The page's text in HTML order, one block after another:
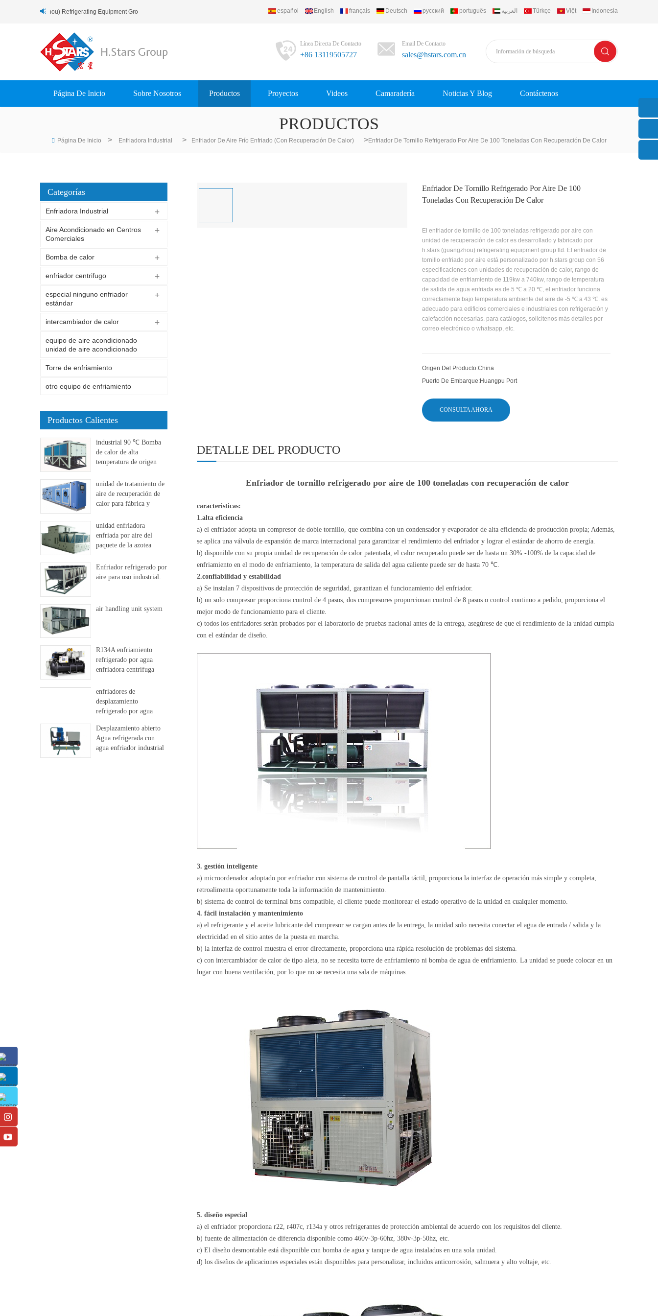
A H.Stars (Guangzhou) Refrigerating Equipment Group Ltd.. español English français Deutsch русский português العربية Türkçe Việt Indonesia
Línea Directa De Contacto
+86 13119505727
Email De Contacto
sales@hstars.com.cn
Página De Inicio Sobre Nosotros Productos Proyectos Videos Camaradería Noticias Y Blog Contáctenos
PRODUCTOS
Página De Inicio > Enfriadora Industrial > Enfriador De Aire Frío Enfriado (con Recuperación De Calor) >Enfriador De Tornillo Refrigerado Por Aire De 100 Toneladas Con Recuperación De Calor
Enfriador De Tornillo Refrigerado Por Aire De 100
Toneladas Con Recuperación De Calor
El enfriador de tornillo de 100 toneladas refrigerado por aire con
unidad de recuperación de calor es desarrollado y fabricado por
h.stars (guangzhou) refrigerating equipment group ltd. El enfriador de
tornillo enfriado por aire está personalizado por h.stars group con 56
especificaciones con unidades de recuperación de calor, rango de
capacidad de enfriamiento de 119kw a 740kw, rango de temperatura
de salida de agua enfriada es de 5 ℃ a 20 ℃, el enfriador funciona
correctamente bajo temperatura ambiente del aire de -5 ℃ a 43 ℃. es
adecuado para edificios comerciales e industriales con refrigeración y
calefacción necesarias. para catálogos, solicítenos más detalles por
correo electrónico o whatsapp, etc.
Origen Del Producto:China
Puerto De Embarque:Huangpu Port
CONSULTA AHORA
DETALLE DEL PRODUCTO
Enfriador de tornillo refrigerado por aire de 100 toneladas con recuperación de calor
caracteristicas:
1.alta eficiencia
a) el enfriador adopta un compresor de doble tornillo, que combina con un condensador y evaporador de alta eficiencia de producción propia; Además,
se aplica una válvula de expansión de marca internacional para garantizar el rendimiento del enfriador y lograr el estándar de ahorro de energía.
b) disponible con su propia unidad de recuperación de calor patentada, el calor recuperado puede ser de hasta un 30% -100% de la capacidad de
enfriamiento en el modo de enfriamiento, la temperatura de salida del agua caliente puede ser de hasta 70 ℃.
2.confiabilidad y estabilidad
a) Se instalan 7 dispositivos de protección de seguridad, garantizan el funcionamiento del enfriador.
b) un solo compresor proporciona control de 4 pasos, dos compresores proporcionan control de 8 pasos o control continuo a pedido, proporciona el
mejor modo de funcionamiento para el cliente.
c) todos los enfriadores serán probados por el laboratorio de pruebas nacional antes de la entrega, asegúrese de que el rendimiento de la unidad cumpla
con el estándar de diseño.
3. gestión inteligente
a) microordenador adoptado por enfriador con sistema de control de pantalla táctil, proporciona la interfaz de operación más simple y completa,
retroalimenta oportunamente toda la información de mantenimiento.
b) sistema de control de terminal bms compatible, el cliente puede monitorear el estado operativo de la unidad en cualquier momento.
4. fácil instalación y mantenimiento
a) el refrigerante y el aceite lubricante del compresor se cargan antes de la entrega, la unidad solo necesita conectar el agua de entrada / salida y la
electricidad en el sitio antes de la puesta en marcha.
b) la interfaz de control muestra el error directamente, proporciona una rápida resolución de problemas del sistema.
c) con intercambiador de calor de tipo aleta, no se necesita torre de enfriamiento ni bomba de agua de enfriamiento. La unidad se puede colocar en un
lugar con buena ventilación, por lo que no se necesita una sala de máquinas.
5. diseño especial
a) el enfriador proporciona r22, r407c, r134a y otros refrigerantes de protección ambiental de acuerdo con los requisitos del cliente.
b) fuente de alimentación de diferencia disponible como 460v-3p-60hz, 380v-3p-50hz, etc.
c) El diseño desmontable está disponible con bomba de agua y tanque de agua instalados en una sola unidad.
d) los diseños de aplicaciones especiales están disponibles para personalizar, incluidos anticorrosión, salmuera y alto voltaje, etc.
Categorías
Enfriadora Industrial
Aire Acondicionado en Centros
Comerciales
Bomba de calor
enfriador centrifugo
especial ninguno enfriador
estándar
intercambiador de calor
equipo de aire acondicionado
unidad de aire acondicionado
Torre de enfriamiento
otro equipo de enfriamiento
Productos Calientes
industrial 90 ℃ Bomba
de calor de alta
temperatura de origen
unidad de tratamiento de
aire de recuperación de
calor para fábrica y
unidad enfriadora
enfriada por aire del
paquete de la azotea
Enfriador refrigerado por
aire para uso industrial.
air handling unit system
R134A enfriamiento
refrigerado por agua
enfriadora centrífuga
enfriadores de
desplazamiento
refrigerado por agua
Desplazamiento abierto
Agua refrigerada con
agua enfriador industrial